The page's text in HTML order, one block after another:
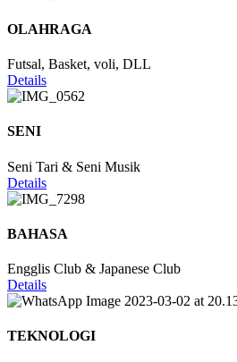
OLAHRAGA
Futsal, Basket, voli, DLL
Details
SENI
Seni Tari & Seni Musik
Details
BAHASA
Engglis Club & Japanese Club
Details
TEKNOLOGI